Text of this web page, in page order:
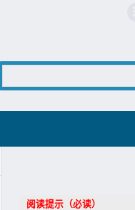
阅读提示（必读）